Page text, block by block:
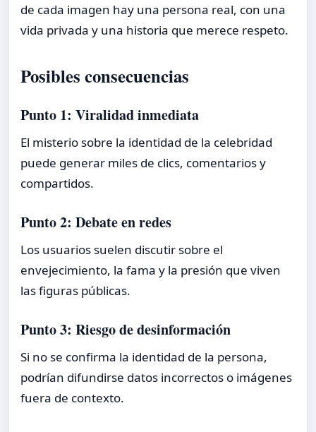
de cada imagen hay una persona real, con una
vida privada y una historia que merece respeto.
Posibles consecuencias
Punto 1: Viralidad inmediata
El misterio sobre la identidad de la celebridad
puede generar miles de clics, comentarios y
compartidos.
Punto 2: Debate en redes
Los usuarios suelen discutir sobre el
envejecimiento, la fama y la presión que viven
las figuras públicas.
Punto 3: Riesgo de desinformación
Si no se confirma la identidad de la persona,
podrían difundirse datos incorrectos o imágenes
fuera de contexto.